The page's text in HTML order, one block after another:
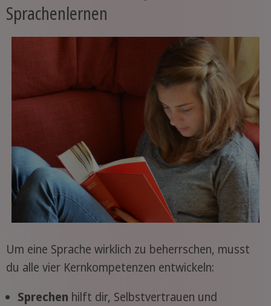
Sprachenlernen
Um eine Sprache wirklich zu beherrschen, musst
du alle vier Kernkompetenzen entwickeln:
Sprechen hilft dir, Selbstvertrauen und